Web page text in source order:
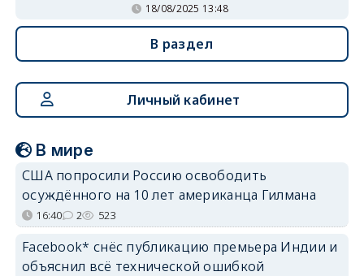
18/08/2025 13:48
В раздел
Личный кабинет
В мире
США попросили Россию освободить
осуждённого на 10 лет американца Гилмана
16:40 2 523
Facebook* снёс публикацию премьера Индии и
объяснил всё технической ошибкой